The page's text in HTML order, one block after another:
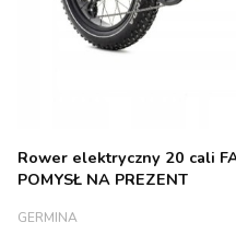
Rower elektryczny 20 cali
POMYSŁ NA PREZENT
PRODUCENT
GERMINA